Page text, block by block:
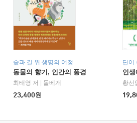
숲과 길 위 생명의 여정
동물의 향기, 인간의 풍경
최태영 저
돌베개
23,400원
단어
인
황선